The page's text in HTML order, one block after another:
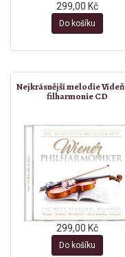
299,00 Kč
Do košíku
Nejkrásnější melodie
filharmonie CD
299,00 Kč
Do košíku